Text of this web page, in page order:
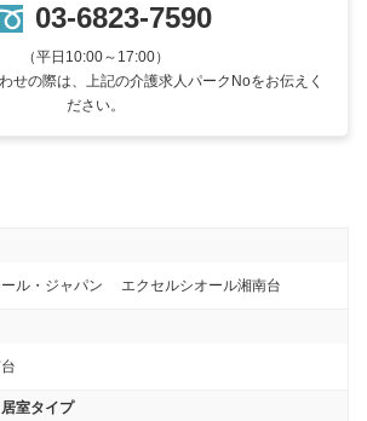
03-6823-7590
（平日10:00～17:00）
せの際は、上記の介護求人パークNoをお伝えく
ださい。
ル・ジャパン エクセルシオール湘南台
室タイプ